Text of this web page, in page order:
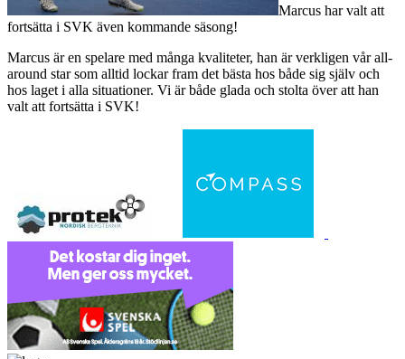
Marcus har valt att
fortsätta i SVK även kommande säsong!
Marcus är en spelare med många kvaliteter, han är verkligen vår all-
around star som alltid lockar fram det bästa hos både sig själv och
hos laget i alla situationer. Vi är både glada och stolta över att han
valt att fortsätta i SVK!